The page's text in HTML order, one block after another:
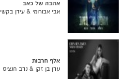
אהבה של כאב
אבי אבורומי & עידן בקשי
אלף חרבות
עדן בן זקן & נדב חנציס